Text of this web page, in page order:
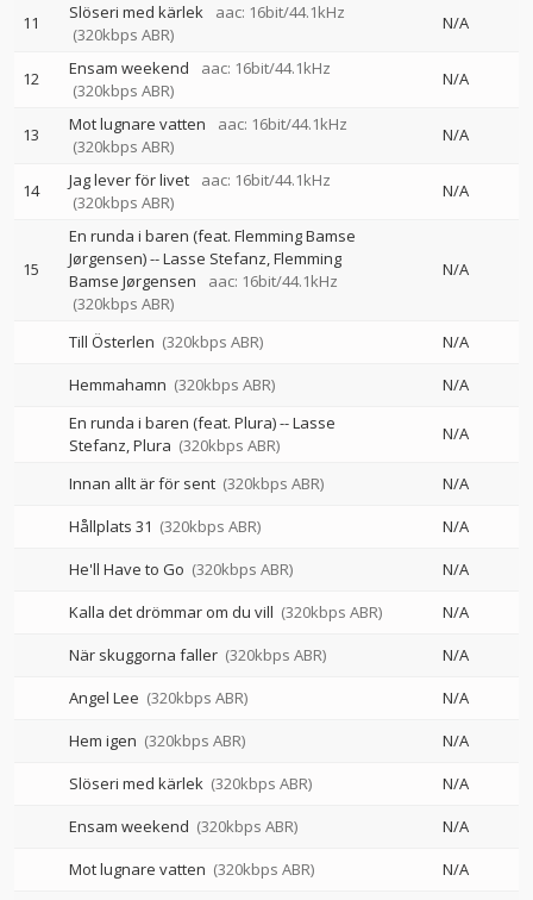
11 Slöseri med kärlek
aac: 16bit/44.1kHz
(320kbps ABR)
N/A
12 Ensam weekend
aac: 16bit/44.1kHz
(320kbps ABR)
N/A
13 Mot lugnare vatten
aac: 16bit/44.1kHz
(320kbps ABR)
N/A
14 Jag lever för livet
aac: 16bit/44.1kHz
(320kbps ABR)
N/A
15
En runda i baren (feat. Flemming Bamse
Jørgensen)--Lasse Stefanz Flemming
Bamse Jørgensen
aac: 16bit/44.1kHz
(320kbps ABR)
N/A
Till Österlen (320kbps ABR)
N/A
Hemmahamn (320kbps ABR)
N/A
En runda i baren (feat. Plura)--Lasse
Stefanz Plura (320kbps ABR)
N/A
Innan allt är för sent (320kbps ABR)
N/A
Hållplats 31 (320kbps ABR)
N/A
He'll Have to Go (320kbps ABR)
N/A
Kalla det drömmar om du vill (320kbps ABR)
N/A
När skuggorna faller (320kbps ABR)
N/A
Angel Lee (320kbps ABR)
N/A
Hem igen (320kbps ABR)
N/A
Slöseri med kärlek (320kbps ABR)
N/A
Ensam weekend (320kbps ABR)
N/A
Mot lugnare vatten (320kbps ABR)
N/A